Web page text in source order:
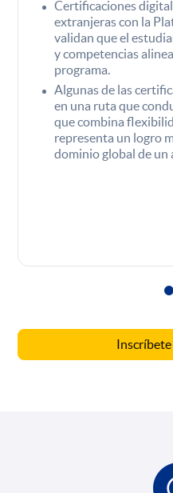
Certificaciones
extranjeras con la
validan que el
y competencias
programa.
Algunas de las
en una ruta que
que combina
representa un logro
dominio global de un